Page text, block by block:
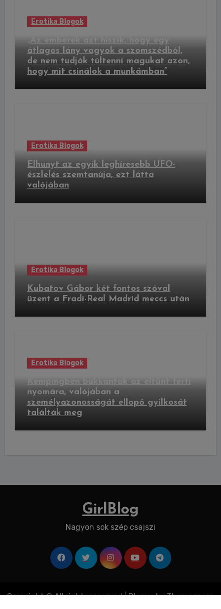
Erotika Blogok
„Az emberek azt hiszik, hogy egy
átlagos lány vagyok a szomszédból,
de nem tudják túltenni magukat azon,
hogy mit csinálok a munkámban”
Erotika Blogok
Elhunyt az egyik leghíresebb UFO-
észlelés szemtanúja, ezt látta
valójában
Erotika Blogok
Kubatov Gábor két fontos szóval
üzent a Fradi-Real Madrid meccs után
Erotika Blogok
Kempingben bukkantak az eltűnt férfi
nyomára, valójában a
személyazonosságát ellopó gyilkosát
találták meg
GirlBlog
Nagyon sok szép csajszi
Copyright © All rights reserved|BlogusbyThemeansar.